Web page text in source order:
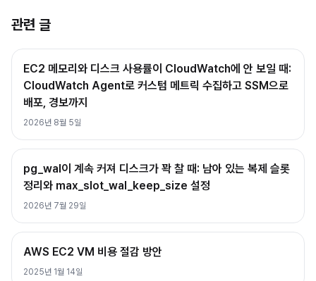
관련 글
EC2 메모리와 디스크 사용률이 CloudWatch에 안 보일 때:
CloudWatch Agent로 커스텀 메트릭 수집하고 SSM으로
배포, 경보까지
2026년 8월 5일
pg_wal이 계속 커져 디스크가 꽉 찰 때: 남아 있는 복제 슬롯
정리와 max_slot_wal_keep_size 설정
2026년 7월 29일
AWS EC2 VM 비용 절감 방안
2025년 1월 14일